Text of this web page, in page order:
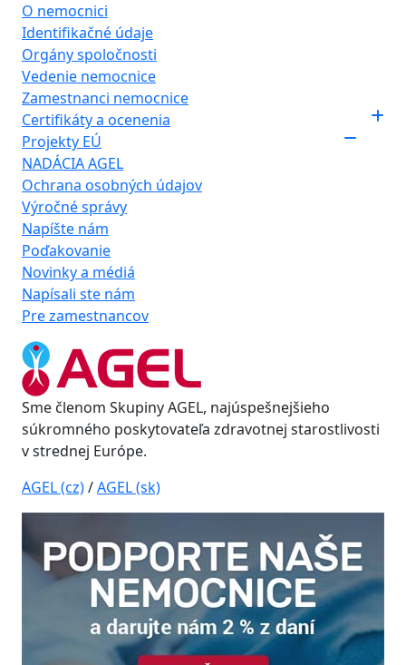
O nemocnici
Identifikačné údaje
Orgány spoločnosti
Vedenie nemocnice
Zamestnanci nemocnice
Certifikáty a ocenenia
Projekty EÚ
NADÁCIA AGEL
Ochrana osobných údajov
Výročné správy
Napíšte nám
Poďakovanie
Novinky a médiá
Napísali ste nám
Pre zamestnancov
Sme členom Skupiny AGEL, najúspešnejšieho
súkromného poskytovateľa zdravotnej starostlivosti
v strednej Európe.
AGEL (cz)/AGEL (sk)